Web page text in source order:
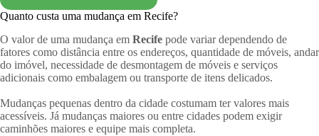
Quanto custa uma mudança em Recife?
O valor de uma mudança em Recife pode variar dependendo de
fatores como distância entre os endereços, quantidade de móveis, andar
do imóvel, necessidade de desmontagem de móveis e serviços
adicionais como embalagem ou transporte de itens delicados.
Mudanças pequenas dentro da cidade costumam ter valores mais
acessíveis. Já mudanças maiores ou entre cidades podem exigir
caminhões maiores e equipe mais completa.